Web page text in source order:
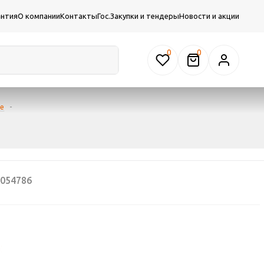
О компанииКонтактыГос.Закупки и тендерыНовости и акции
0
-